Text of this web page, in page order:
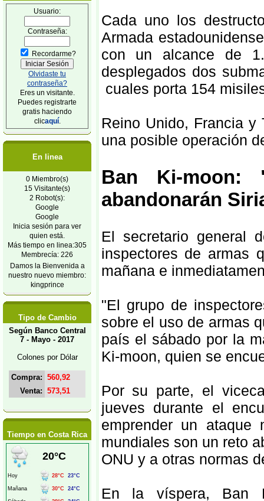
Usuario:
Contraseña:
Recordarme?
Olvidaste tu
contraseña?
Eres un visitante.
Puedes registrarte
gratis haciendo
clicaquí.
En linea
0 Miembro(s)
15 Visitante(s)
2 Robot(s):
Google
Google
Inicia sesión para ver
quien está.
Más tiempo en linea:305
Membrecía: 226
Damos la Bienvenida a
nuestro nuevo miembro:
kingprince
Tipo de Cambio
Según Banco Central
7 - Mayo - 2017
Colones por Dólar
Compra: 560,92
Venta: 573,51
Tiempo en Costa Rica
Cada uno los
Armada
con un alcance de
desplegados dos
cuales porta 154
Reino Unido, Francia
una posible operación
Ban Ki-moon:
abandonarán
El secretario general
inspectores de armas
mañana e
"El grupo de
sobre el uso de armas
país el sábado por la
Ki-moon, quien se
Por su parte, el
jueves durante el
emprender un
mundiales son un reto
ONU y a otras normas
En la víspera, Ban